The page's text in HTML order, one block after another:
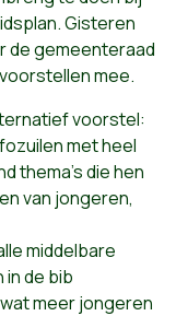
Gisteren
de gemeenteraad
mee.
voorstel:
met heel
thema's die hen
van jongeren,
middelbare
in de bib
meer jongeren